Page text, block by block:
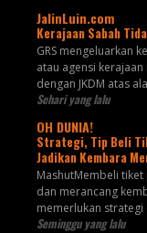
JalinLuin.com
Kerajaan Sabah
GRS mengeluarkan
atau agensi
dengan JKDM atas
Sehari yang lalu
OH DUNIA!
Strategi, Tip Beli
Jadikan Kembara
MashutMembeli
dan merancang
memerlukan strategi
Seminggu yang lalu